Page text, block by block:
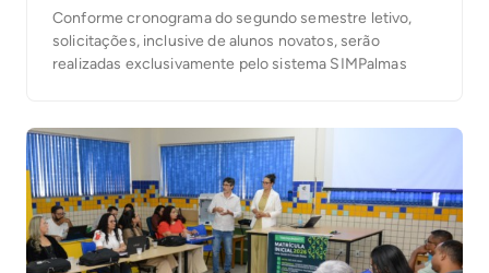
Conforme cronograma do segundo semestre letivo,
solicitações, inclusive de alunos novatos, serão
realizadas exclusivamente pelo sistema SIMPalmas